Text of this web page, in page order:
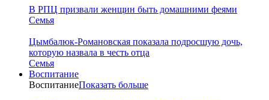
В РПЦ призвали женщин быть домашними феями
Семья
Цымбалюк-Романовская показала подросшую дочь,
которую назвала в честь отца
Семья
Воспитание
ВоспитаниеПоказать больше